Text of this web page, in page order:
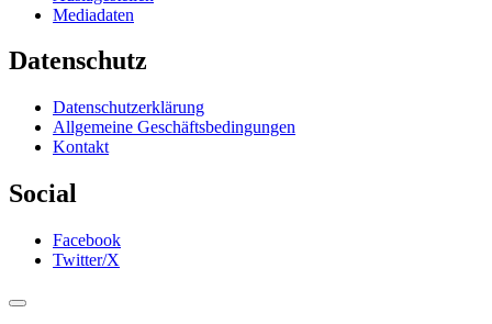
Mediadaten
Datenschutz
Datenschutzerklärung
Allgemeine Geschäftsbedingungen
Kontakt
Social
Facebook
Twitter/X